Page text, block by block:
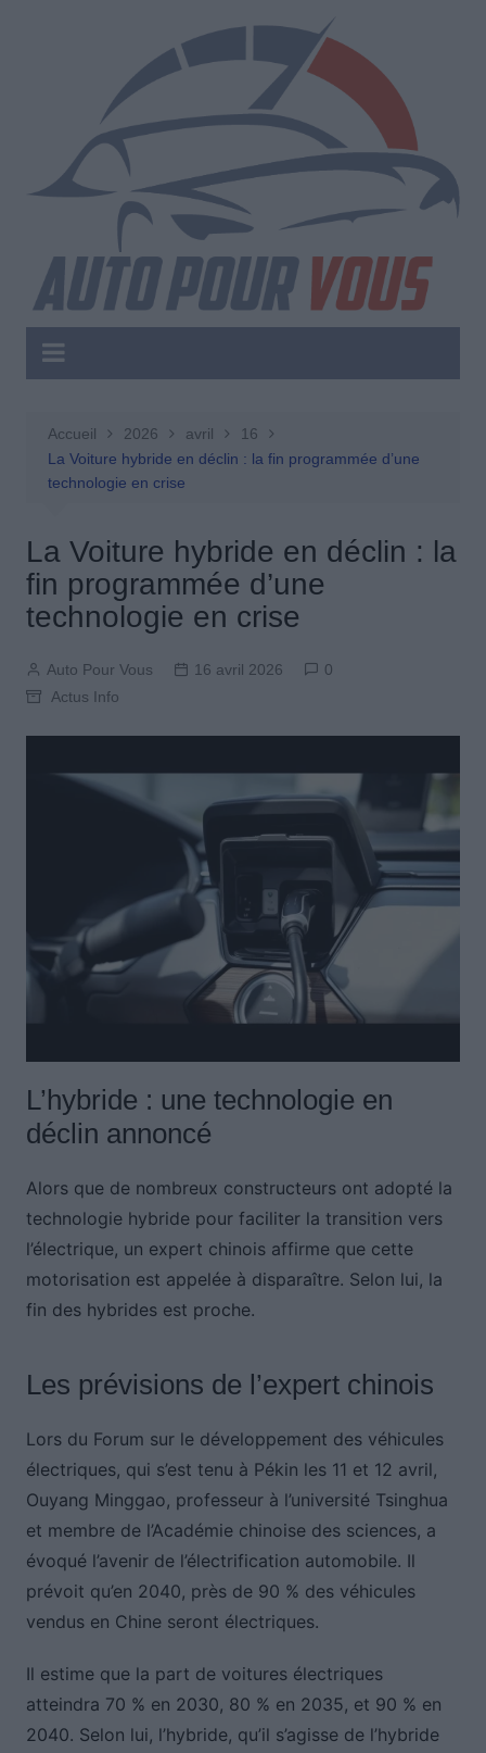
Accueil 2026 avril
16
La Voiture hybride en déclin : la fin programmée d’une
technologie en crise
La Voiture hybride en déclin : la
fin programmée d’une
technologie en crise
Auto Pour Vous 16 avril 2026
0
Actus Info
L’hybride : une technologie en
déclin annoncé
Alors que de nombreux constructeurs ont adopté la
technologie hybride pour faciliter la transition vers
l’électrique, un expert chinois affirme que cette
motorisation est appelée à disparaître. Selon lui, la
fin des hybrides est proche.
Les prévisions de l’expert chinois
Lors du Forum sur le développement des véhicules
électriques, qui s’est tenu à Pékin les 11 et 12 avril,
Ouyang Minggao, professeur à l’université Tsinghua
et membre de l’Académie chinoise des sciences, a
évoqué l’avenir de l’électrification automobile. Il
prévoit qu’en 2040, près de 90 % des véhicules
vendus en Chine seront électriques.
Il estime que la part de voitures électriques
atteindra 70 % en 2030, 80 % en 2035, et 90 % en
2040. Selon lui, l’hybride, qu’il s’agisse de l’hybride